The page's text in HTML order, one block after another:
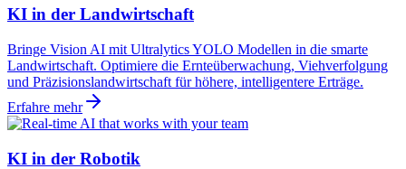
KI in der Landwirtschaft
Bringe Vision AI mit Ultralytics YOLO Modellen in die smarte
Landwirtschaft. Optimiere die Ernteüberwachung, Viehverfolgung
und Präzisionslandwirtschaft für höhere, intelligentere Erträge.
Erfahre mehr
KI in der Robotik